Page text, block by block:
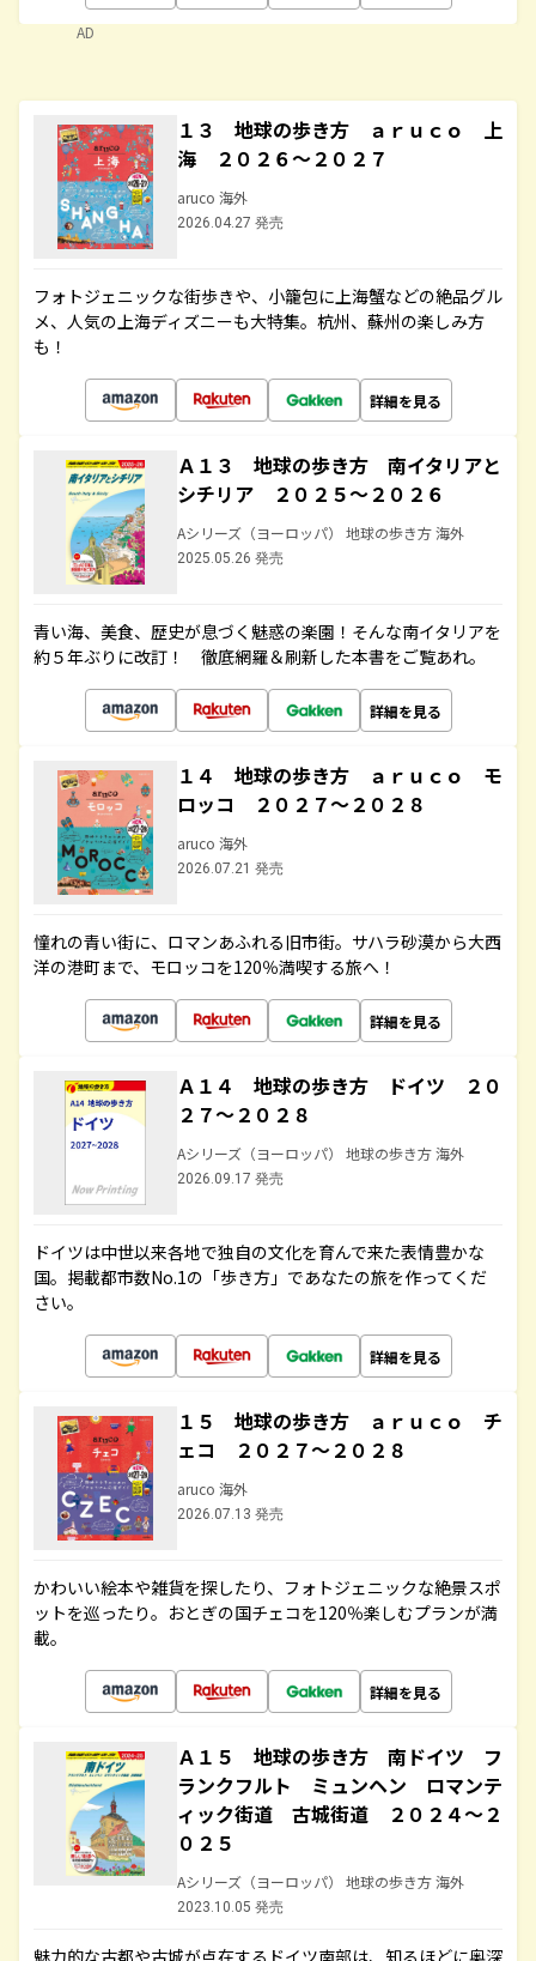
AD
１３ 地球の歩き方 ａｒｕｃｏ 上
海 ２０２６～２０２７
aruco 海外
2026.04.27 発売
フォトジェニックな街歩きや、小籠包に上海蟹などの絶品グル
メ、人気の上海ディズニーも大特集。杭州、蘇州の楽しみ方
も！
詳細を見る
Ａ１３ 地球の歩き方 南イタリアと
シチリア ２０２５～２０２６
Aシリーズ（ヨーロッパ） 地球の歩き方 海外
2025.05.26 発売
青い海、美食、歴史が息づく魅惑の楽園！そんな南イタリアを
約５年ぶりに改訂！ 徹底網羅＆刷新した本書をご覧あれ。
詳細を見る
１４ 地球の歩き方 ａｒｕｃｏ モ
ロッコ ２０２７～２０２８
aruco 海外
2026.07.21 発売
憧れの青い街に、ロマンあふれる旧市街。サハラ砂漠から大西
洋の港町まで、モロッコを120％満喫する旅へ！
詳細を見る
Ａ１４ 地球の歩き方 ドイツ ２０
２７～２０２８
Aシリーズ（ヨーロッパ） 地球の歩き方 海外
2026.09.17 発売
ドイツは中世以来各地で独自の文化を育んで来た表情豊かな
国。掲載都市数No.1の「歩き方」であなたの旅を作ってくだ
さい。
詳細を見る
１５ 地球の歩き方 ａｒｕｃｏ チ
ェコ ２０２７～２０２８
aruco 海外
2026.07.13 発売
かわいい絵本や雑貨を探したり、フォトジェニックな絶景スポ
ットを巡ったり。おとぎの国チェコを120％楽しむプランが満
載。
詳細を見る
Ａ１５ 地球の歩き方 南ドイツ フ
ランクフルト ミュンヘン ロマンテ
ィック街道 古城街道 ２０２４～２
０２５
Aシリーズ（ヨーロッパ） 地球の歩き方 海外
2023.10.05 発売
魅力的な古都や古城が点在するドイツ南部は、知るほどに奥深